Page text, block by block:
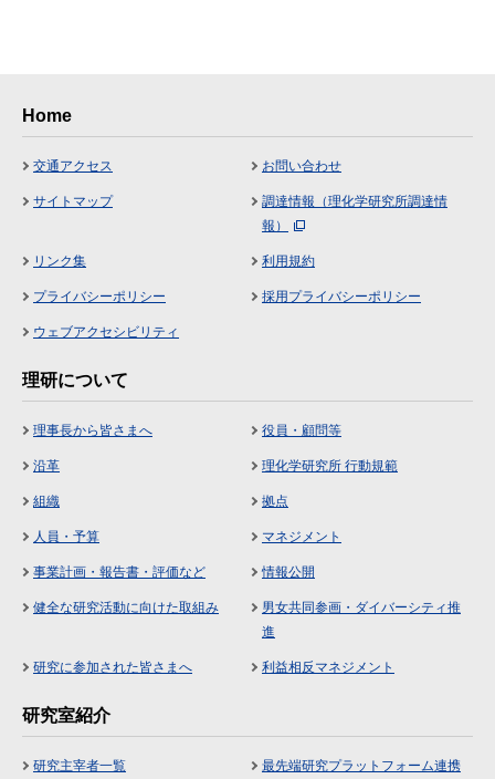
Home
交通アクセス お問い合わせ
サイトマップ
調達情報（理化学研究所調達情
報）
リンク集 利用規約
プライバシーポリシー 採用プライバシーポリシー
ウェブアクセシビリティ
理研について
理事長から皆さまへ 役員・顧問等
沿革 理化学研究所 行動規範
組織 拠点
人員・予算 マネジメント
事業計画・報告書・評価など 情報公開
健全な研究活動に向けた取組み
男女共同参画・ダイバーシティ推
進
研究に参加された皆さまへ 利益相反マネジメント
研究室紹介
研究主宰者一覧
最先端研究プラットフォーム連携